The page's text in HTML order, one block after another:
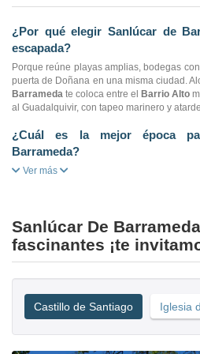
¿Por qué elegir Sanlúcar de
escapada?
Porque reúne playas amplias, bodegas
puerta de Doñana en una misma ciudad.
Barrameda te coloca entre el Barrio Alto
al Guadalquivir, con tapeo marinero y
¿Cuál es la mejor época
Barrameda?
Ver más
Sanlúcar De
fascinantes ¡te
Castillo de Santiago Iglesia